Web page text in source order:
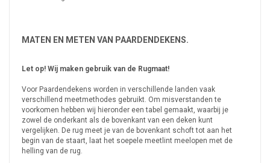
MATEN EN METEN VAN PAARDENDEKENS.
Let op! Wij maken gebruik van de Rugmaat!
Voor Paardendekens worden in verschillende landen vaak
verschillend meetmethodes gebruikt. Om misverstanden te
voorkomen hebben wij hieronder een tabel gemaakt, waarbij je
zowel de onderkant als de bovenkant van een deken kunt
vergelijken. De rug meet je van de bovenkant schoft tot aan het
begin van de staart, laat het soepele meetlint meelopen met de
helling van de rug.